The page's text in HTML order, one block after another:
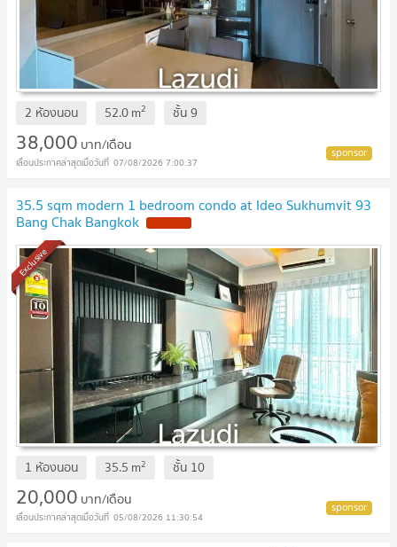
2 ห้องนอน 52.0m2 ชั้น9
38,000 บาท/เดือน
07/08/2026 7:00:37
35.5 sqm modern 1 bedroom condo at Ideo Sukhumvit 93
Bang Chak Bangkok
Exclusive
1 ห้องนอน 35.5 m2 ชั้น 10
20,000 บาท/เดือน
05/08/2026 11:30:54